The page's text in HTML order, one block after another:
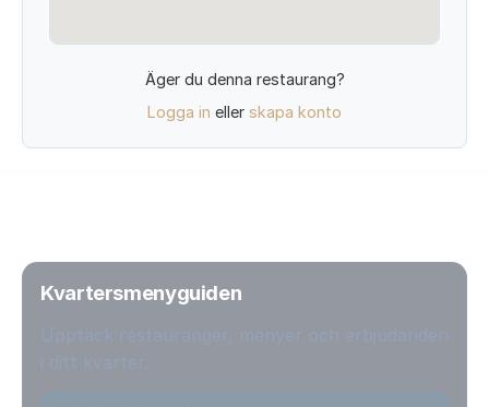
Äger du denna restaurang?
Logga in eller skapa konto
Kvartersmenyguiden